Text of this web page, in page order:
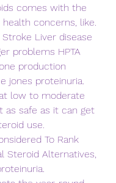
comes with the
concerns, like.
Liver disease
problems HPTA
production
jones proteinuria.
low to moderate
as safe as it can get
use.
To Rank
Steroid Alternatives,